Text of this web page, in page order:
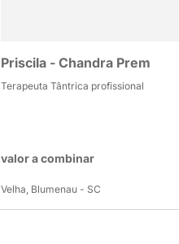
Priscila - Chandra Prem
Terapeuta Tântrica profissional
valor a combinar
Velha, Blumenau - SC